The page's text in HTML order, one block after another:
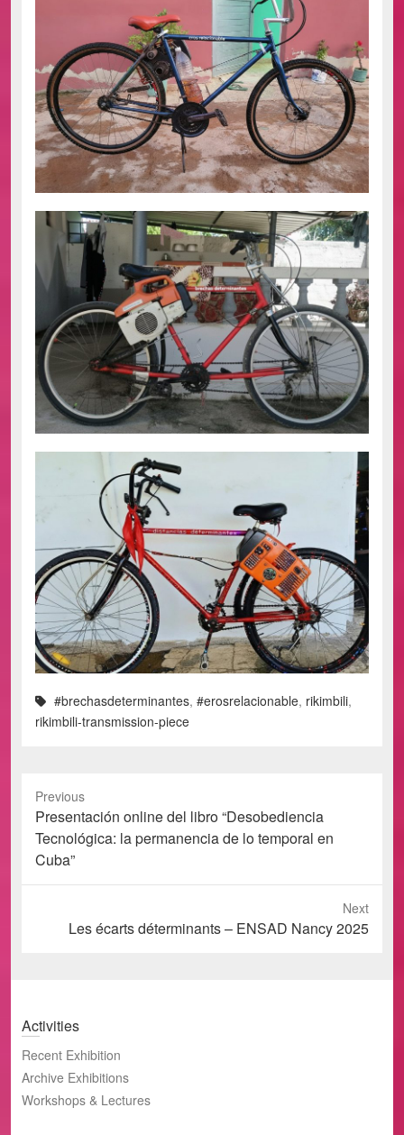
#brechasdeterminantes, #erosrelacionable, rikimbili,
rikimbili-transmission-piece
Previous
Previous
post:
Presentación online del libro “Desobediencia
Tecnológica: la permanencia de lo temporal en
Cuba”
Next
Les écarts déterminants – ENSAD Nancy 2025
Activities
Recent Exhibition
Archive Exhibitions
Workshops & Lectures